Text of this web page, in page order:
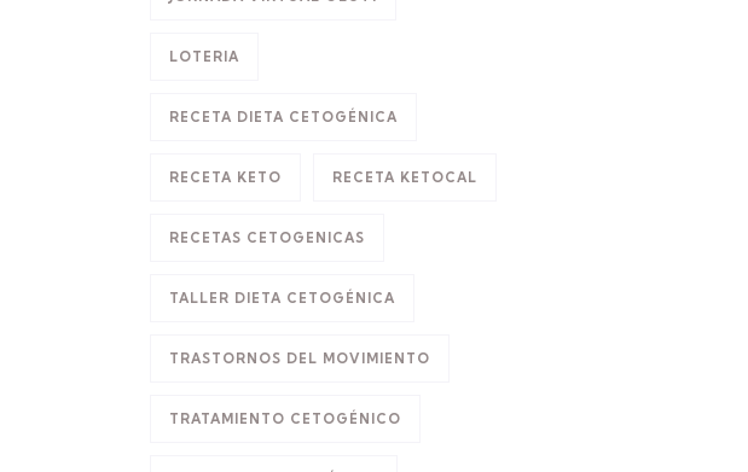
LOTERIA
RECETA DIETA CETOGÉNICA
RECETA KETO RECETA KETOCAL
RECETAS CETOGENICAS
TALLER DIETA CETOGÉNICA
TRASTORNOS DEL MOVIMIENTO
TRATAMIENTO CETOGÉNICO